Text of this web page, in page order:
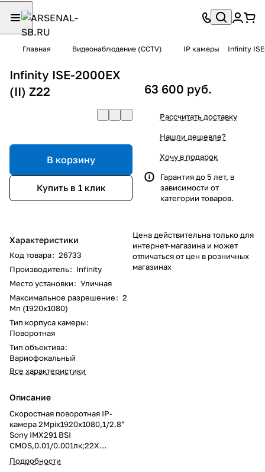
Главная Видеонаблюдение (CCTV) IP камеры Infinity
Infinity ISE-2000EX
(II) Z22
В корзину
Купить в 1 клик
Характеристики
Код товара: 26733
Производитель: Infinity
Место установки: Уличная
Максимальное разрешение: 2
Мп (1920x1080)
Тип корпуса камеры:
Поворотная
Тип объектива:
Вариофокальный
Все характеристики
Описание
Скоростная поворотная IP-
камера 2Mpix1920x1080,1/2.8”
Sony IMX291 BSI
CMOS,0.01/0.001лк;22X
оптическое увеличение(4,7 –
103 мм, автофокусировка),
Подробности
63 600 руб.
Рассчитать доставку
Нашли дешевле?
Хочу в подарок
Гарантия до 5 лет, в
зависимости от
категории товаров.
Цена действительна только для
интернет-магазина и может
отличаться от цен в розничных
магазинах